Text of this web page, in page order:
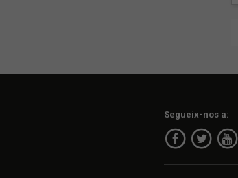
Segueix-nos a: